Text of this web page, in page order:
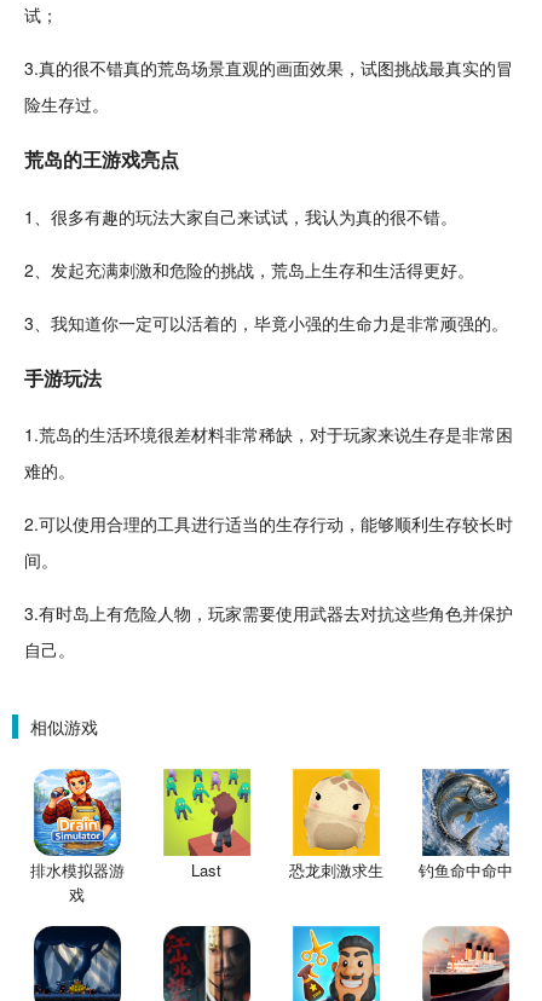
试；
3.真的很不错真的荒岛场景直观的画面效果，试图挑战最真实的冒
险生存过。
荒岛的王游戏亮点
1、很多有趣的玩法大家自己来试试，我认为真的很不错。
2、发起充满刺激和危险的挑战，荒岛上生存和生活得更好。
3、我知道你一定可以活着的，毕竟小强的生命力是非常顽强的。
手游玩法
1.荒岛的生活环境很差材料非常稀缺，对于玩家来说生存是非常困
难的。
2.可以使用合理的工具进行适当的生存行动，能够顺利生存较长时
间。
3.有时岛上有危险人物 ，玩家需要使用武器去对抗这些角色并保护
自己。
相似游戏
排水模拟器游
戏
Last 恐龙刺激求生 钓鱼命中命中